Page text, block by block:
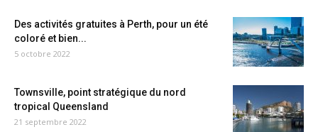
Des activités gratuites à Perth, pour un été
coloré et bien...
5 octobre 2022
Townsville, point stratégique du nord
tropical Queensland
21 septembre 2022